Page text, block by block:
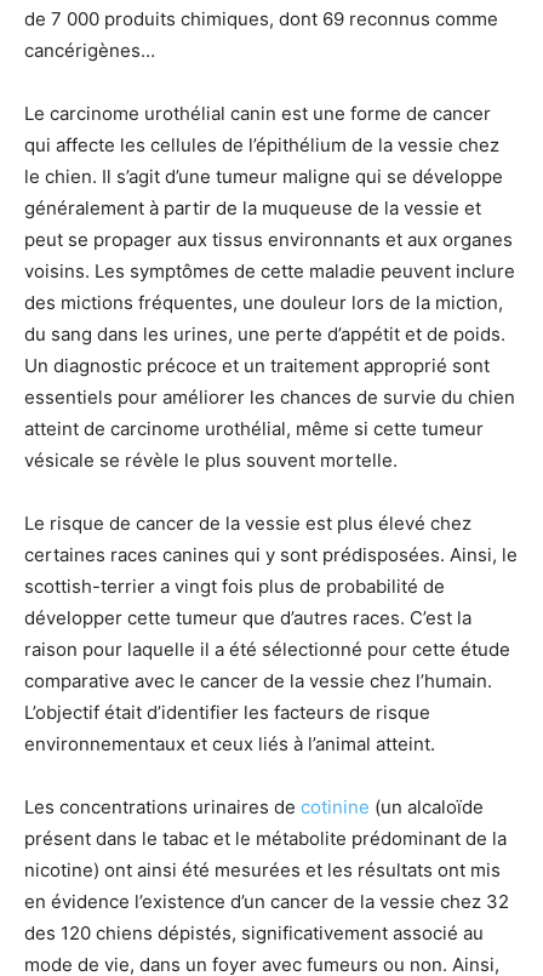
de 7 000 produits chimiques, dont 69 reconnus comme
cancérigènes…
Le carcinome urothélial canin est une forme de cancer
qui affecte les cellules de l’épithélium de la vessie chez
le chien. Il s’agit d’une tumeur maligne qui se développe
généralement à partir de la muqueuse de la vessie et
peut se propager aux tissus environnants et aux organes
voisins. Les symptômes de cette maladie peuvent inclure
des mictions fréquentes, une douleur lors de la miction,
du sang dans les urines, une perte d’appétit et de poids.
Un diagnostic précoce et un traitement approprié sont
essentiels pour améliorer les chances de survie du chien
atteint de carcinome urothélial, même si cette tumeur
vésicale se révèle le plus souvent mortelle.
Le risque de cancer de la vessie est plus élevé chez
certaines races canines qui y sont prédisposées. Ainsi, le
scottish-terrier a vingt fois plus de probabilité de
développer cette tumeur que d’autres races. C’est la
raison pour laquelle il a été sélectionné pour cette étude
comparative avec le cancer de la vessie chez l’humain.
L’objectif était d’identifier les facteurs de risque
environnementaux et ceux liés à l’animal atteint.
Les concentrations urinaires de cotinine (un alcaloïde
présent dans le tabac et le métabolite prédominant de la
nicotine) ont ainsi été mesurées et les résultats ont mis
en évidence l’existence d’un cancer de la vessie chez 32
des 120 chiens dépistés, significativement associé au
mode de vie, dans un foyer avec fumeurs ou non. Ainsi,